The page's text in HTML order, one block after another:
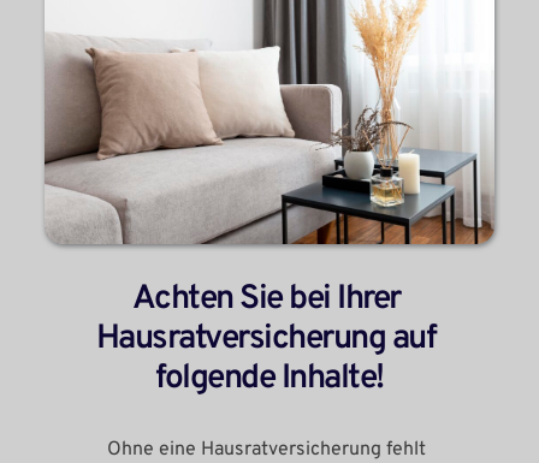
Achten Sie bei Ihrer
Hausratversicherung auf
folgende Inhalte!
Ohne eine Hausratversicherung fehlt